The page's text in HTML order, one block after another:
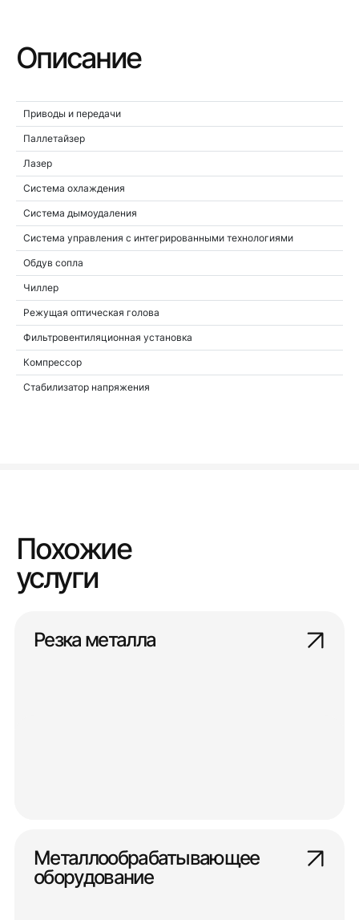
Описание
Приводы и передачи
Паллетайзер
Лазер
Система охлаждения
Система дымоудаления
Система управления с интегрированными технологиями
Обдув сопла
Чиллер
Режущая оптическая голова
Фильтровентиляционная установка
Компрессор
Стабилизатор напряжения
Похожие
услуги
Резка металла
Металлообрабатывающее
оборудование